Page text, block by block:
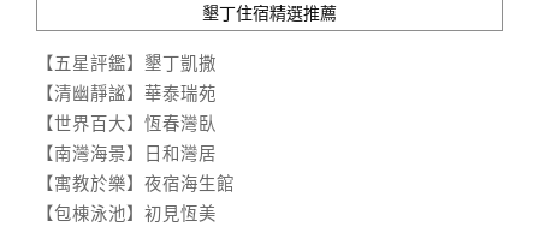
墾丁住宿精選推薦
【五星評鑑】墾丁凱撒
【清幽靜謐】華泰瑞苑
【世界百大】恆春灣臥
【南灣海景】日和灣居
【寓教於樂】夜宿海生館
【包棟泳池】初見恆美